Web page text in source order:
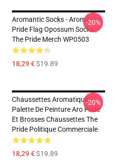
Aromantic Socks - Aromantic
Pride Flag Opossum Socks |
The Pride Merch WP0503
18,29 €$19.89
-20%
Chaussettes Aromatiques -
Palette De Peinture Aro Pride
Et Brosses Chaussettes The
Pride Politique Commerciale
18,29 €$19.89
-20%